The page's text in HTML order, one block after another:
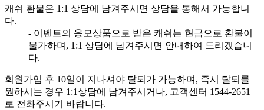
캐쉬 환불은 1:1 상담에 남겨주시면 상담을 통해서 가능합니
다.
- 이벤트의 응모상품으로 받은 캐쉬는 현금으로 환불이
불가하며, 1:1 상담에 남겨주시면 안내하여 드리겠습니
다.
회원가입 후 10일이 지나셔야 탈퇴가 가능하며, 즉시 탈퇴를
원하시는 경우 1:1상담에 남겨주시거나, 고객센터 1544-2651
로 전화주시기 바랍니다.